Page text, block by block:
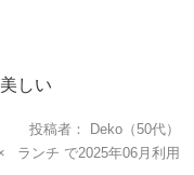
しい
投稿者 Deko （50代）
ランチ 2025年06月